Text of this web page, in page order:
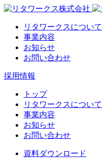
リタワークスについて
事業内容
お知らせ
お問い合わせ
採用情報
トップ
リタワークスについて
事業内容
お知らせ
お問い合わせ
資料ダウンロード